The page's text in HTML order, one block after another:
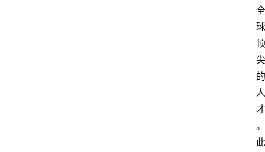
全
球
顶
尖
的
人
才
。
此